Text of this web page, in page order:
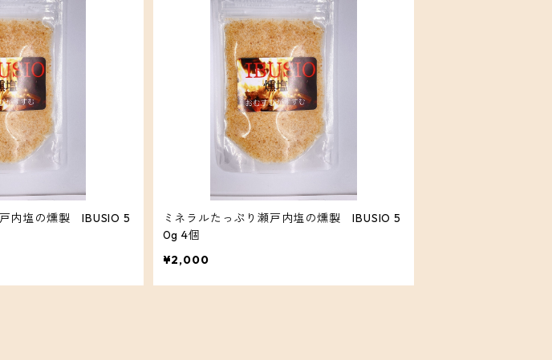
内塩の燻製 IBUSIO 5
ミネラルたっぷり瀬戸内塩の燻製 IBUSIO 5
0g 4個
¥2,000